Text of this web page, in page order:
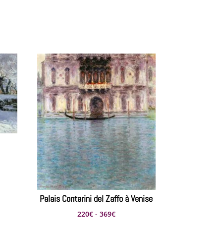
Palais Contarini del Zaffo à Venise
220€ - 369€Rango